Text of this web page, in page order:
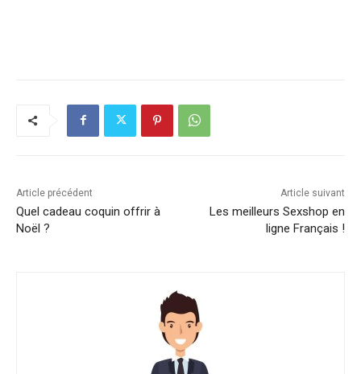
Article précédent
Quel cadeau coquin offrir à
Noël ?
Article suivant
Les meilleurs Sexshop en
ligne Français !